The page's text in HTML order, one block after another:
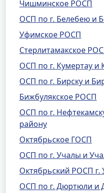
Чишминское РОСП
ОСП по г. Белебею и
Уфимское РОСП
Стерлитамакское
ОСП по г. Кумертау и
ОСП по г. Бирску и
Бижбулякское РОСП
ОСП по г.
району
Октябрьское ГОСП
ОСП по г. Учалы и
Октябрьский РОСП г.
ОСП по г. Дюртюли и